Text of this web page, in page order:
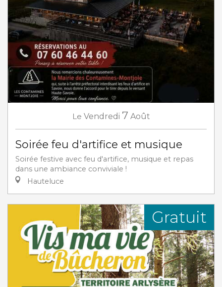
Le Vendredi 7 Août
Soirée feu d'artifice et musique
Soirée festive avec feu d'artifice, musique et repas
dans une ambiance conviviale !
Hauteluce
Gratuit